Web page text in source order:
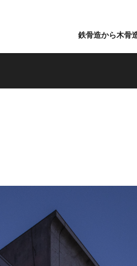
鉄骨造から木骨